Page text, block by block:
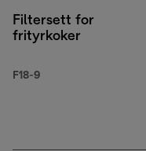
Filtersett for
frityrkoker
F18-9